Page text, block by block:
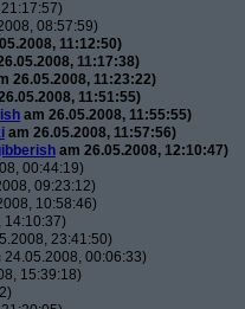
08:57:59)
11:12:50)
11:17:38)
26.05.2008, 11:23:22)
11:51:55)
am 26.05.2008, 11:55:55)
am 26.05.2008, 11:57:56)
am 26.05.2008, 12:10:47)
00:44:19)
09:23:12)
10:58:46)
14:10:37)
23:41:50)
24.05.2008, 00:06:33)
15:39:18)